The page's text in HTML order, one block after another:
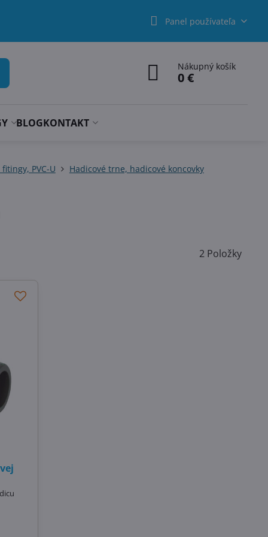
Panel používateľa
Nákupný košík
0 €
BLOGKONTAKT
PVC-U Hadicové trne, hadicové koncovky
2 Položky